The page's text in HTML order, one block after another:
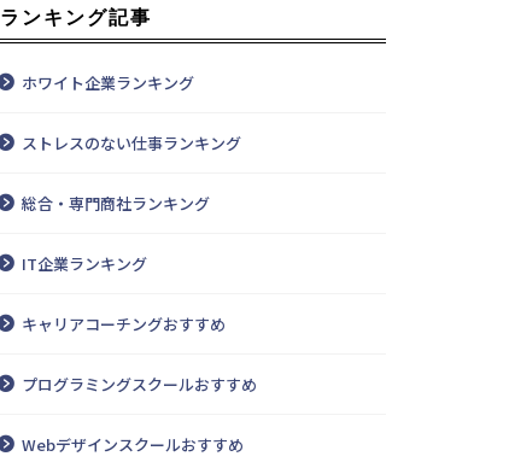
ランキング記事
ホワイト企業ランキング
ストレスのない仕事ランキング
総合・専門商社ランキング
IT企業ランキング
キャリアコーチングおすすめ
プログラミングスクールおすすめ
Webデザインスクールおすすめ